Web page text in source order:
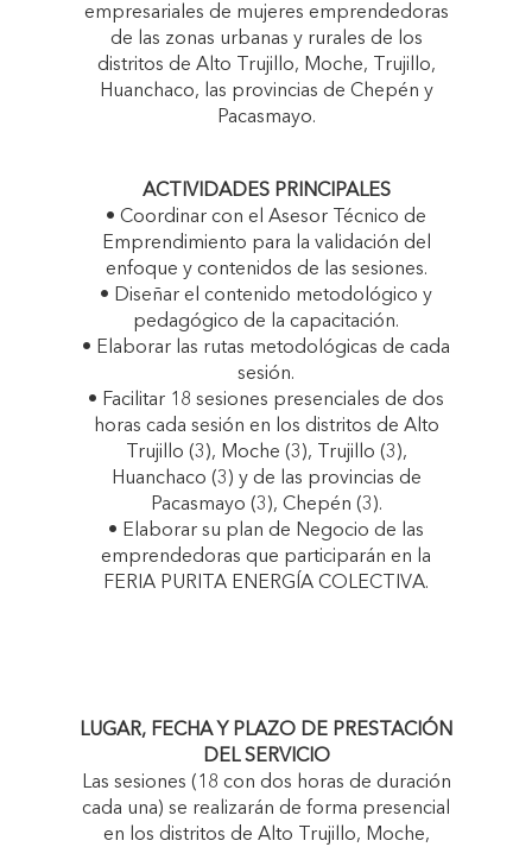
empresariales de mujeres emprendedoras
de las zonas urbanas y rurales de los
distritos de Alto Trujillo, Moche, Trujillo,
Huanchaco, las provincias de Chepén y
Pacasmayo.
ACTIVIDADES PRINCIPALES
• Coordinar con el Asesor Técnico de
Emprendimiento para la validación del
enfoque y contenidos de las sesiones.
• Diseñar el contenido metodológico y
pedagógico de la capacitación.
• Elaborar las rutas metodológicas de cada
sesión.
• Facilitar 18 sesiones presenciales de dos
horas cada sesión en los distritos de Alto
Trujillo (3), Moche (3), Trujillo (3),
Huanchaco (3) y de las provincias de
Pacasmayo (3), Chepén (3).
• Elaborar su plan de Negocio de las
emprendedoras que participarán en la
FERIA PURITA ENERGÍA COLECTIVA.
LUGAR, FECHA Y PLAZO DE PRESTACIÓN
DEL SERVICIO
Las sesiones (18 con dos horas de duración
cada una) se realizarán de forma presencial
en los distritos de Alto Trujillo, Moche,